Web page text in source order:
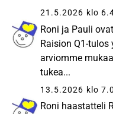
21.5.2026 klo
Roni ja Pauli
Raision Q1-
arviomme
tukea...
13.5.2026 klo
Roni haastatteli